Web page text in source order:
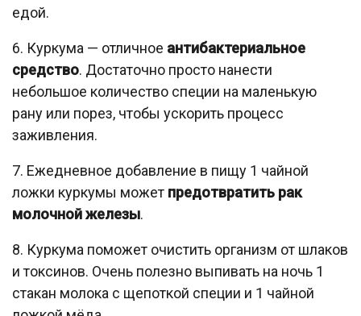
едой.
6. Куркума — отличное антибактериальное
средство. Достаточно просто нанести
небольшое количество специи на маленькую
рану или порез, чтобы ускорить процесс
заживления.
7. Ежедневное добавление в пищу 1 чайной
ложки куркумы может предотвратить рак
молочной железы.
8. Куркума поможет очистить организм от шлаков
и токсинов. Очень полезно выпивать на ночь 1
стакан молока с щепоткой специи и 1 чайной